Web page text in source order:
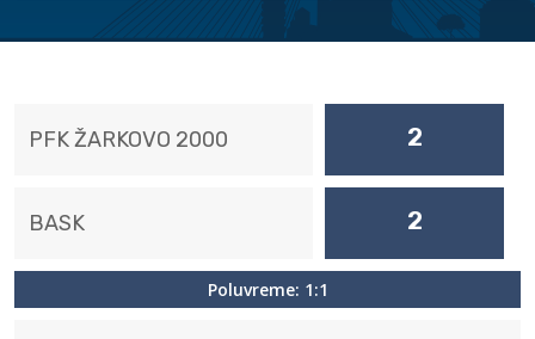
PFK ŽARKOVO 2000 2
BASK 2
Poluvreme: 1:1